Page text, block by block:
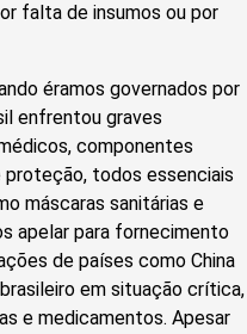
falta de insumos ou por
éramos governados por
enfrentou graves
componentes
todos essenciais
máscaras sanitárias e
apelar para fornecimento
de países como China
em situação crítica,
e medicamentos. Apesar